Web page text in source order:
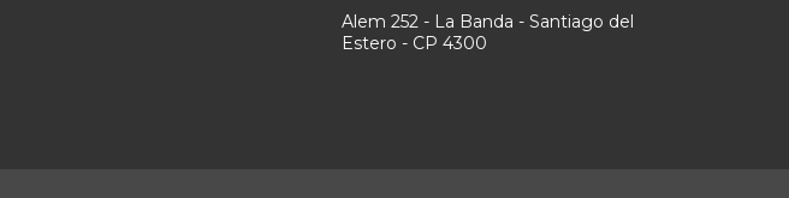
Alem 252 - La Banda - Santiago del
Estero - CP 4300